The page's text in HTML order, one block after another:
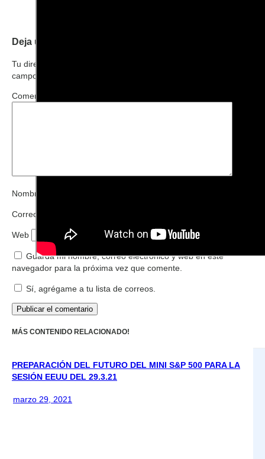
Deja una respuesta
Tu dirección de correo electrónico no será publicada.
campos obligatorios están marcados con
Comentario
Nombre
Correo electrónico
Web
Guarda mi nombre, correo electrónico y web en este
navegador para la próxima vez que comente.
Sí, agrégame a tu lista de correos.
MÁS CONTENIDO RELACIONADO!
PREPARACIÓN DEL FUTURO DEL MINI S&P 500 PARA LA
SESIÓN EEUU DEL 29.3.21
marzo 29, 2021